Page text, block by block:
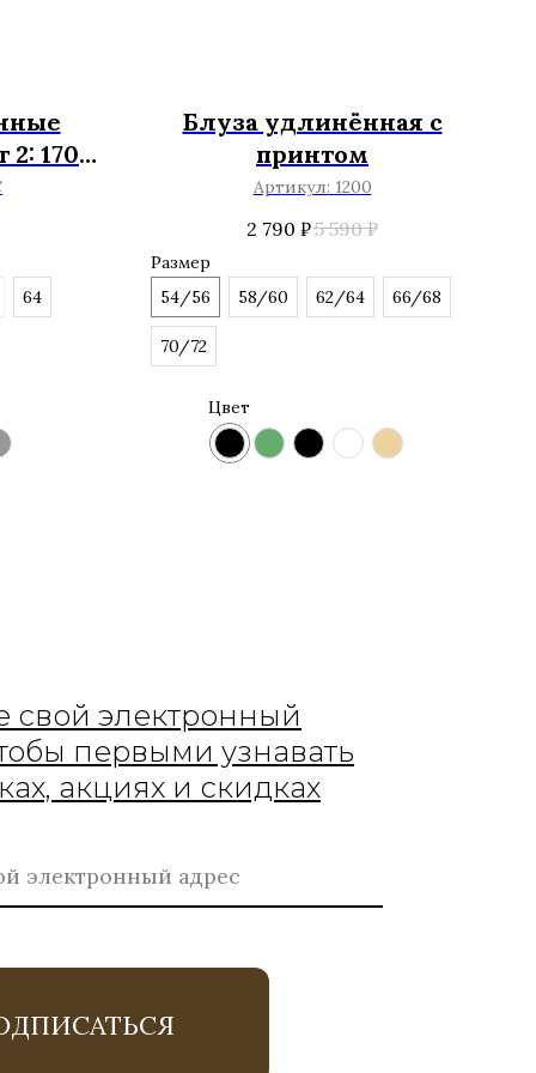
2: 170-
64
Блуза удлинённая с
принтом
Артикул: 1200
2 790 ₽5 590 ₽
Размер
54/56
58/60 62/64 66/68
70/72
Цвет
свой электронный
первыми узнавать
акциях и скидках